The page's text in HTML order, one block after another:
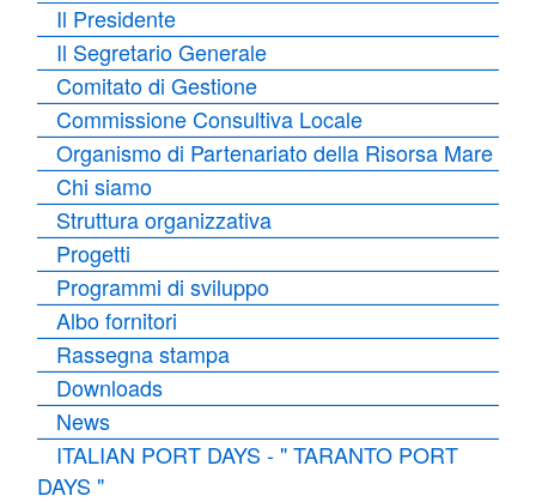
Il Presidente
Il Segretario Generale
Comitato di Gestione
Commissione Consultiva Locale
Organismo di Partenariato della Risorsa Mare
Chi siamo
Struttura organizzativa
Progetti
Programmi di sviluppo
Albo fornitori
Rassegna stampa
Downloads
News
ITALIAN PORT DAYS - " TARANTO PORT
DAYS "